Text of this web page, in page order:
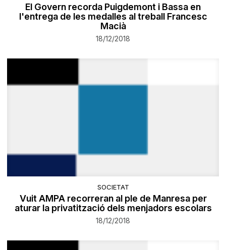
El Govern recorda Puigdemont i Bassa en
l'entrega de les medalles al treball Francesc
Macià
18/12/2018
SOCIETAT
Vuit AMPA recorreran al ple de Manresa per
aturar la privatització dels menjadors escolars
18/12/2018